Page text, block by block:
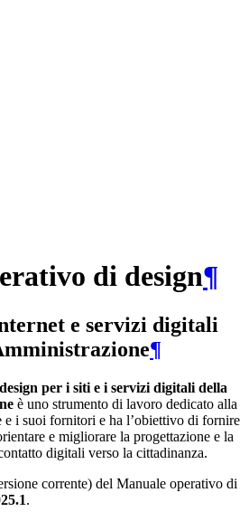
di design¶
e servizi digitali
¶
per i siti e i servizi digitali della
è uno strumento di lavoro dedicato alla
i suoi fornitori e ha l’obiettivo di fornire
e migliorare la progettazione e la
digitali verso la cittadinanza.
corrente) del Manuale operativo di
.